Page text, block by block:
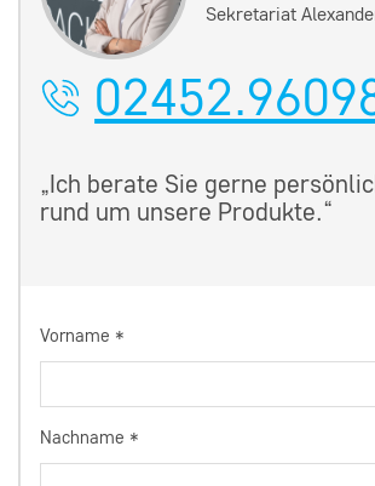
Sekretariat
„Ich berate Sie gerne
rund um unsere Produkte.“
Vorname *
Nachname *